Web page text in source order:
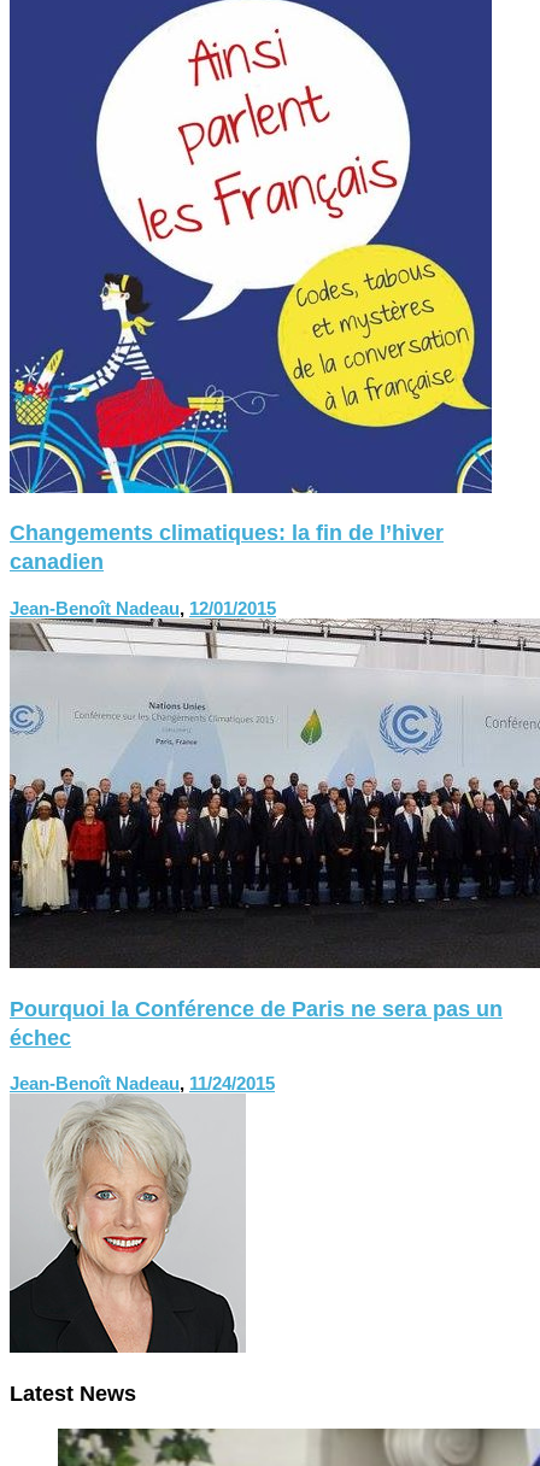
Changements climatiques: la fin de l’hiver
canadien
Jean-Benoît Nadeau, 12/01/2015
Pourquoi la Conférence de Paris ne sera pas un
échec
Jean-Benoît Nadeau, 11/24/2015
Latest News